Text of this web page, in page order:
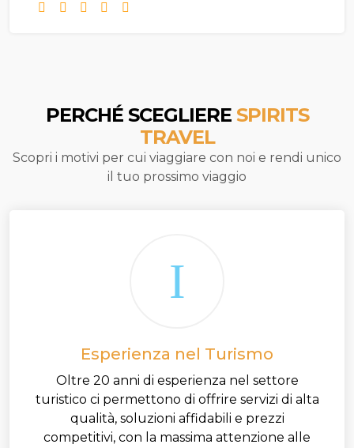
PERCHÉ SCEGLIERE SPIRITS
TRAVEL
Scopri i motivi per cui viaggiare con noi e rendi unico
il tuo prossimo viaggio
Esperienza nel Turismo
Oltre 20 anni di esperienza nel settore
turistico ci permettono di offrire servizi di alta
qualità, soluzioni affidabili e prezzi
competitivi, con la massima attenzione alle